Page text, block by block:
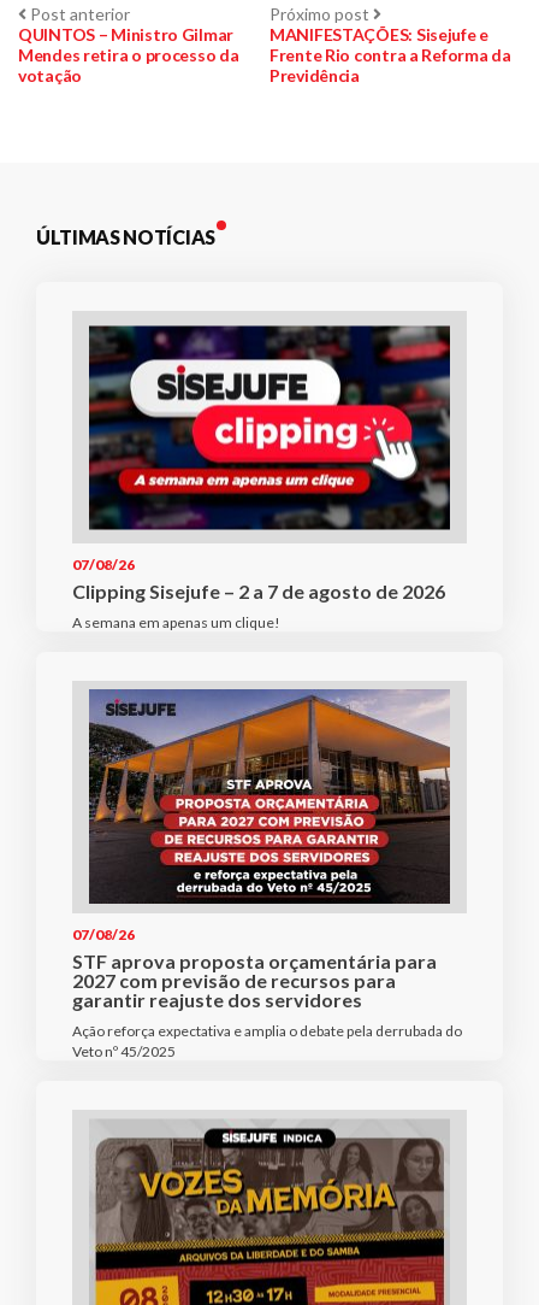
Navegação
de
Post anteriorPost
anterior:
QUINTOS – Ministro Gilmar
Mendes retira o processo da
votação
Próximo post Próximo
post:
MANIFESTAÇÕES: Sisejufe e
Frente Rio contra a Reforma da
Previdência
ÚLTIMAS NOTÍCIAS
07/08/26
Clipping Sisejufe – 2 a 7 de agosto de 2026
A semana em apenas um clique!
07/08/26
STF aprova proposta orçamentária para
2027 com previsão de recursos para
garantir reajuste dos servidores
Ação reforça expectativa e amplia o debate pela derrubada do
Veto nº 45/2025